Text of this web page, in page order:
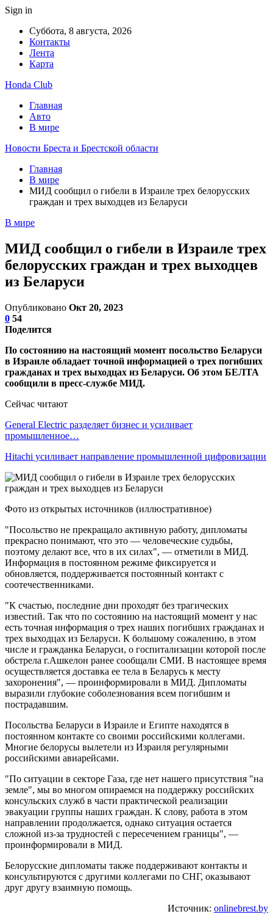
Sign in
Суббота, 8 августа, 2026
Контакты
Лента
Карта
Honda Club
Главная
Авто
В мире
Новости Бреста и Брестской области
Главная
В мире
МИД сообщил о гибели в Израиле трех белорусских
граждан и трех выходцев из Беларуси
В мире
МИД сообщил о гибели в Израиле трех
белорусских граждан и трех выходцев
из Беларуси
Опубликовано Окт 20, 2023
0 54
Поделится
По состоянию на настоящий момент посольство Беларуси
в Израиле обладает точной информацией о трех погибших
гражданах и трех выходцах из Беларуси. Об этом БЕЛТА
сообщили в пресс-службе МИД.
Сейчас читают
General Electric разделяет бизнес и усиливает
промышленное…
Hitachi усиливает направление промышленной цифровизации
Фото из открытых источников (иллюстративное)
"Посольство не прекращало активную работу, дипломаты
прекрасно понимают, что это — человеческие судьбы,
поэтому делают все, что в их силах", — отметили в МИД.
Информация в постоянном режиме фиксируется и
обновляется, поддерживается постоянный контакт с
соотечественниками.
"К счастью, последние дни проходят без трагических
известий. Так что по состоянию на настоящий момент у нас
есть точная информация о трех наших погибших гражданах и
трех выходцах из Беларуси. К большому сожалению, в этом
числе и гражданка Беларуси, о госпитализации которой после
обстрела г.Ашкелон ранее сообщали СМИ. В настоящее время
осуществляется доставка ее тела в Беларусь к месту
захоронения", — проинформировали в МИД. Дипломаты
выразили глубокие соболезнования всем погибшим и
пострадавшим.
Посольства Беларуси в Израиле и Египте находятся в
постоянном контакте со своими российскими коллегами.
Многие белорусы вылетели из Израиля регулярными
российскими авиарейсами.
"По ситуации в секторе Газа, где нет нашего присутствия "на
земле", мы во многом опираемся на поддержку российских
консульских служб в части практической реализации
эвакуации группы наших граждан. К слову, работа в этом
направлении продолжается, однако ситуация остается
сложной из-за трудностей с пересечением границы", —
проинформировали в МИД.
Белорусские дипломаты также поддерживают контакты и
консультируются с другими коллегами по СНГ, оказывают
друг другу взаимную помощь.
Источник: onlinebrest.by